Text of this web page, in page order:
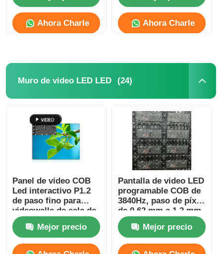
Ahora Charle Ahora Charle
Muro de video LED LED (24)
Panel de video COB
Led interactivo P1.2
de paso fino para
videowalls de sala de
conferencias
Mejor precio
Pantalla de video LED
programable COB de
3840Hz, paso de píxel
de 0,62 mm a 1,2 mm
Mejor precio